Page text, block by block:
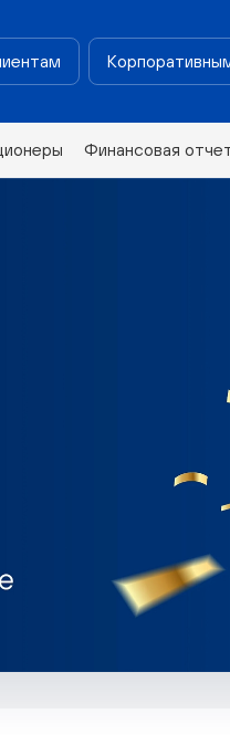
Финансовая